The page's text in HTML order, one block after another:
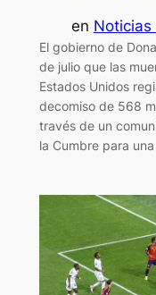
en Noticias
El gobierno de
de julio que las
Estados Unidos
decomiso de 568
través de un
la Cumbre para